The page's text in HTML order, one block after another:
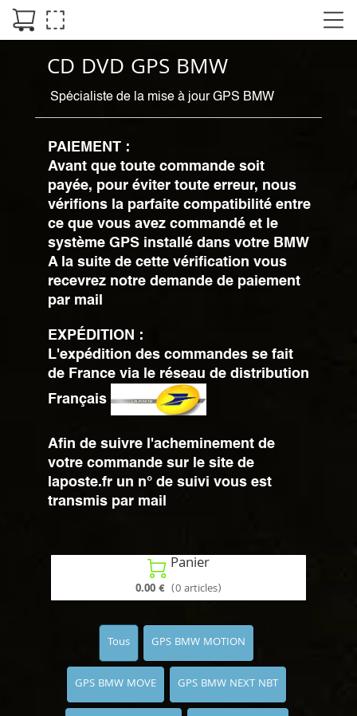
CD DVD GPS BMW
Spécialiste de la mise à jour GPS BMW
PAIEMENT :
Avant que toute commande soit
payée, pour éviter toute erreur, nous
vérifions la parfaite compatibilité entre
ce que vous avez commandé et le
système GPS installé dans votre BMW
A la suite de cette vérification vous
recevrez notre demande de paiement
par mail
EXPÉDITION :
L'expédition des commandes se fait
de France via le réseau de distribution
Français
Afin de suivre l'acheminement de
votre commande sur le site de
laposte.fr un n° de suivi vous est
transmis par mail
 Panier
0.00 € (0 articles)
Tous GPS BMW MOTION
GPS BMW MOVE GPS BMW NEXT NBT